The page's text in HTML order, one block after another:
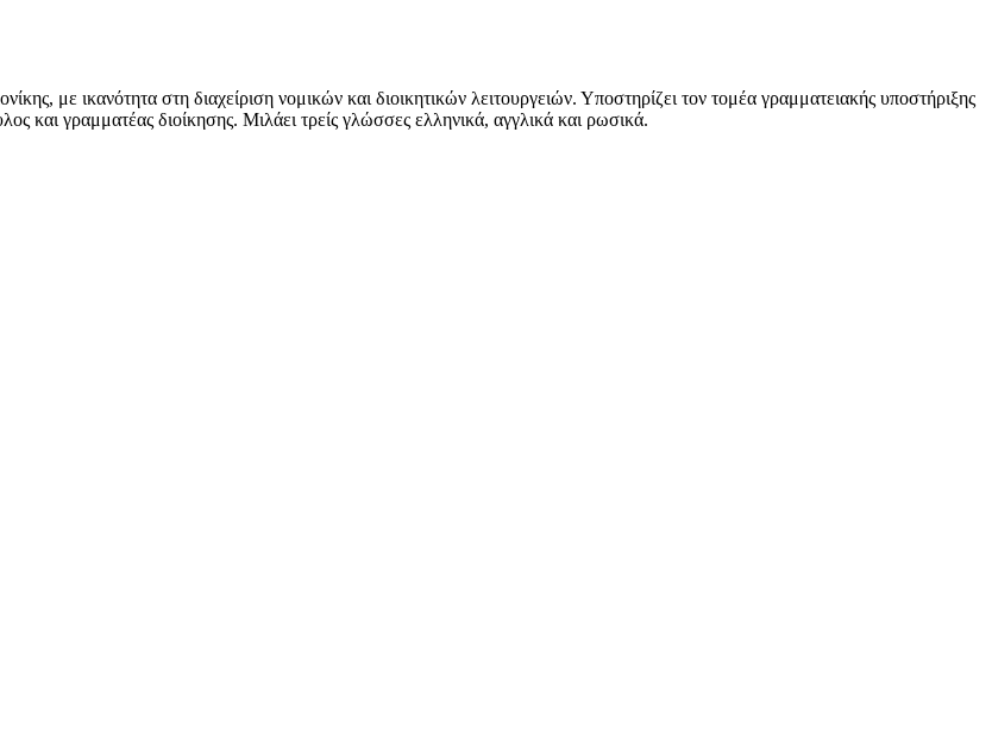
με ικανότητα στη διαχείριση νομικών και διοικητικών λειτουργειών. Υποστηρίζει τον τομέα γραμματειακής υποστήριξης
και γραμματέας διοίκησης. Μιλάει τρείς γλώσσες ελληνικά, αγγλικά και ρωσικά.